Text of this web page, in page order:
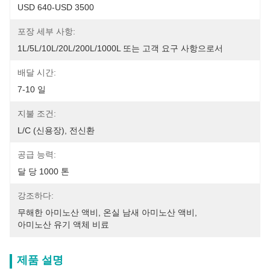
USD 640-USD 3500
포장 세부 사항:
1L/5L/10L/20L/200L/1000L 또는 고객 요구 사항으로서
배달 시간:
7-10 일
지불 조건:
L/C (신용장), 전신환
공급 능력:
달 당 1000 톤
강조하다:
무해한 아미노산 액비
온실 남새 아미노산 액비
아미노산 유기 액체 비료
제품 설명